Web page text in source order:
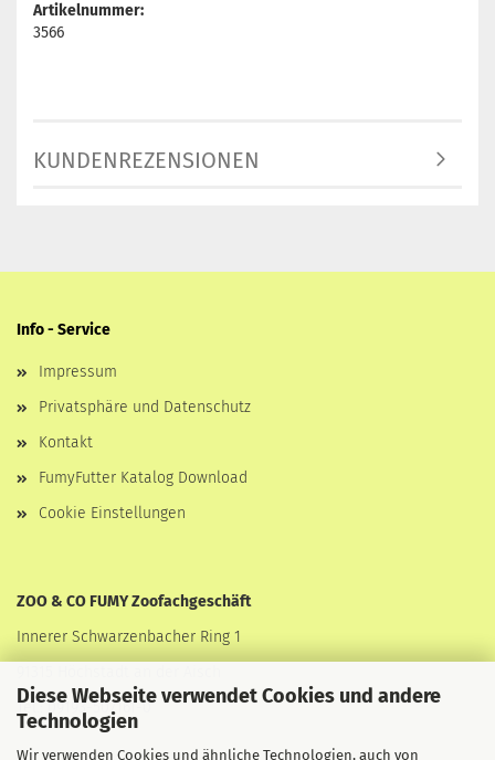
Diese Webseite verwendet Cookies und andere
Technologien
Wir verwenden Cookies und ähnliche Technologien, auch von
Artikelnummer:
3566
KUNDENREZENSIONEN
Info - Service
Impressum
Privatsphäre und Datenschutz
Kontakt
FumyFutter Katalog Download
Cookie Einstellungen
ZOO & CO FUMY Zoofachgeschäft
Innerer Schwarzenbacher Ring 1
Tel.: 09193-507161-0